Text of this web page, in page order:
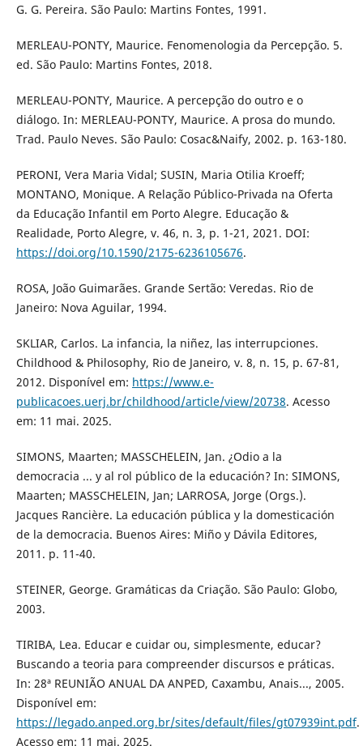
G. G. Pereira. São Paulo: Martins Fontes, 1991.
MERLEAU-PONTY, Maurice. Fenomenologia da Percepção. 5.
ed. São Paulo: Martins Fontes, 2018.
MERLEAU-PONTY, Maurice. A percepção do outro e o
diálogo. In: MERLEAU-PONTY, Maurice. A prosa do mundo.
Trad. Paulo Neves. São Paulo: Cosac&Naify, 2002. p. 163-180.
PERONI, Vera Maria Vidal; SUSIN, Maria Otilia Kroeff;
MONTANO, Monique. A Relação Público-Privada na Oferta
da Educação Infantil em Porto Alegre. Educação &
Realidade, Porto Alegre, v. 46, n. 3, p. 1-21, 2021. DOI:
https://doi.org/10.1590/2175-6236105676.
ROSA, João Guimarães. Grande Sertão: Veredas. Rio de
Janeiro: Nova Aguilar, 1994.
SKLIAR, Carlos. La infancia, la niñez, las interrupciones.
Childhood & Philosophy, Rio de Janeiro, v. 8, n. 15, p. 67-81,
2012. Disponível em: https://www.e-
publicacoes.uerj.br/childhood/article/view/20738. Acesso
em: 11 mai. 2025.
SIMONS, Maarten; MASSCHELEIN, Jan. ¿Odio a la
democracia ... y al rol público de la educación? In: SIMONS,
Maarten; MASSCHELEIN, Jan; LARROSA, Jorge (Orgs.).
Jacques Rancière. La educación pública y la domesticación
de la democracia. Buenos Aires: Miño y Dávila Editores,
2011. p. 11-40.
STEINER, George. Gramáticas da Criação. São Paulo: Globo,
2003.
TIRIBA, Lea. Educar e cuidar ou, simplesmente, educar?
Buscando a teoria para compreender discursos e práticas.
In: 28ª REUNIÃO ANUAL DA ANPED, Caxambu, Anais..., 2005.
Disponível em:
https://legado.anped.org.br/sites/default/files/gt07939int.pdf.
Acesso em: 11 mai. 2025.